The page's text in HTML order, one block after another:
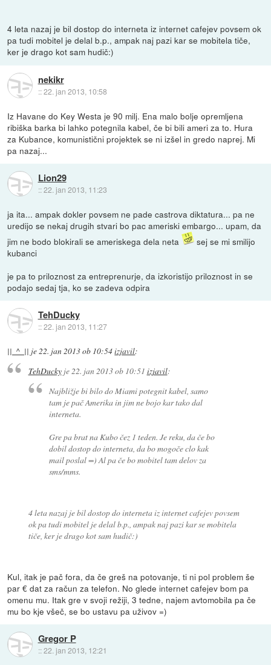
4 leta nazaj je bil dostop do interneta iz internet cafejev povsem ok
pa tudi mobitel je delal b.p., ampak naj pazi kar se mobitela tiče,
ker je drago kot sam hudič:)
nekikr
::22. jan 2013, 10:58
Iz Havane do Key Westa je 90 milj. Ena malo bolje opremljena
ribiška barka bi lahko potegnila kabel, če bi bili ameri za to. Hura
za Kubance, komunistični projektek se ni izšel in gredo naprej. Mi
pa nazaj...
Lion29
::22. jan 2013, 11:23
ja ita... ampak dokler povsem ne pade castrova diktatura... pa ne
uredijo se nekaj drugih stvari bo pac ameriski embargo... upam, da
jim ne bodo blokirali se ameriskega dela neta
sej se mi smilijo
kubanci
je pa to priloznost za entreprenurje, da izkoristijo priloznost in se
podajo sedaj tja, ko se zadeva odpira
TehDucky
::22. jan 2013, 11:27
||_^_|| je 22. jan 2013 ob 10:54izjavil:
TehDuckyje22. jan 2013 ob 10:51 izjavil:
Najbližje bi bilo do Miami potegnit kabel, samo
tam je pač Amerika in jim ne bojo kar tako dal
interneta.
Gre pa brat na Kubo čez 1 teden. Je reku, da če bo
dobil dostop do interneta, da bo mogoče clo kak
mail poslal =) Al pa če bo mobitel tam delov za
sms/mms.
4 leta nazaj je bil dostop do interneta iz internet cafejev povsem
ok pa tudi mobitel je delal b.p., ampak naj pazi kar se mobitela
tiče, ker je drago kot sam hudič:)
Kul, itak je pač fora, da če greš na potovanje, ti ni pol problem še
par € dat za račun za telefon. No glede internet cafejev bom pa
omenu mu. Itak gre v svoji režiji, 3 tedne, najem avtomobila pa če
mu bo kje všeč, se bo ustavu pa uživov =)
Gregor P
::22. jan 2013, 12:21